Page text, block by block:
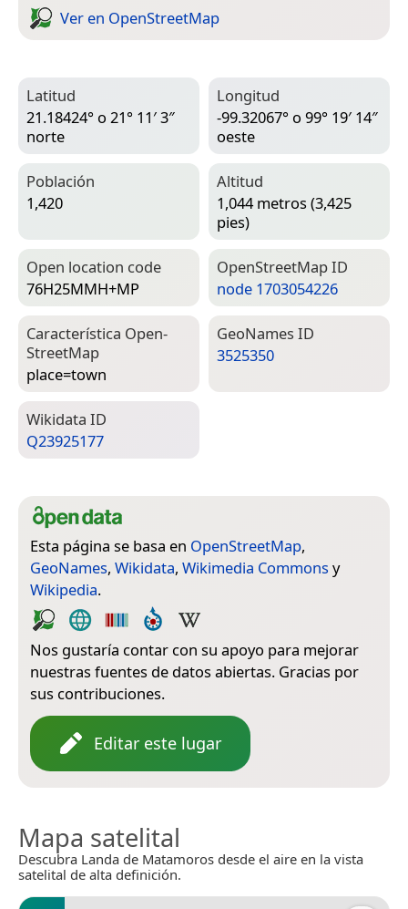
Ver en Open­Street­Map
Latitud
21.18424° o 21° 11′ 3″
norte
Longitud
-99.32067° o 99° 19′ 14″
oeste
Población
1,420
Altitud
1,044 metros (3,425
pies)
Open location code
76H25MMH+MP
Open­Street­Map ID
node 1703054226
Característica Open­
Street­Map
place=­town
Geo­Names ID
3525350
Wiki­data ID
Q23925177
Esta página se basa en OpenStreetMap,
GeoNames, Wikidata, Wikimedia Commons y
Wikipedia.
Nos gustaría contar con su apoyo para mejorar
nuestras fuentes de datos abiertas. Gracias por
sus contribuciones.
Editar este lugar
Mapa satelital
Descubra Landa de Matamoros desde el aire en la vista
satelital de alta definición.